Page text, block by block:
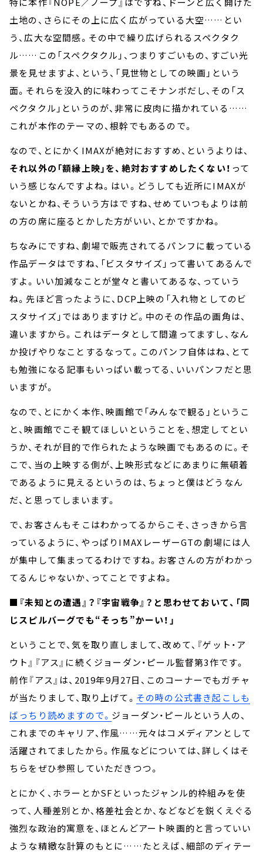
土地の、さらにその上に広く広がっている大空……とい
う、広大な空間感。その中で繰り広げられるスペクタク
ル……この「スペクタクル」、つまりすごいもの、すごい光
景を見せますよ、という、「見世物としての映画」という
面。それらを没入的に味わってこそナンボだし、その「ス
ペクタクル」というのが、非常に皮肉に描かれている……
これが本作のテーマの、根幹でもあるので。
なので、とにかくIMAXが絶対におすすめ、というよりは、
それ以外の「額縁上映」を、絶対おすすめしたくない！ って
いう感じなんですよね。はい。どうしても近所にIMAXが
ないとかね、そういう方はですね、せめていつもよりは前
の方の席に座るとかした方がいい、とかですかね。
ちなみにですね、劇場で販売されてるパンフに載っている
作品データはですね、「ビスタサイズ」って書いてあるんで
すよ。いい加減なことが堂々と書いてあるな、っていう
ね。先ほど言ったように、DCP上映の「入れ物としてのビ
スタサイズ」ではありますけど。中のその作品の画角は、
違いますから。これはデータとして間違ってますし、なん
か投げやりなことするなって。このパンフ自体はね、とて
も勉強になる記事もいっぱい載ってる、いいパンフだと思
いますが。
なので、とにかく本作、映画館で「みんなで観る」というこ
と、映画館でこそ観てほしいということを、想定してとい
うか、それが目的で作られたような映画でもあるのに。そ
こで、当の上映する側が、上映形式などにあまりに無頓着
であるように見えるというのは、ちょっと僕はどうなん
だ、と思ってしまいます。
で、お客さんもそこはわかってるからこそ、さっきから言
っているように、やっぱりIMAXレーザーGTの劇場には人
が集中して集まってるわけですね。お客さんの方がわかっ
てるんじゃないか、ってことですよね。
■『未知との遭遇』？『宇宙戦争』？と思わせておいて、「同
じスピルバーグでも“そっち”かーい！」
ということで、気を取り直しまして、改めて、『ゲット・ア
ウト』『アス』に続くジョーダン・ピール監督第3作です。
前作『アス』は、2019年9月27日、このコーナーでもガチャ
が当たりまして、取り上げて。 その時の公式書き起こしも
ばっちり読めますので。 ジョーダン・ピールという人の、
これまでのキャリア、作風……元々はコメディアンとして
活躍されてましたから。作風などについては、詳しくはそ
ちらをぜひ参照していただきつつ。
とにかく、ホラーとかSFといったジャンル的枠組みを使
って、人種差別とか、格差社会とか、などなどを鋭くえぐる
強烈な政治的寓意を、ほとんどアート映画的と言っていい
ような精緻な計算のもとに……たとえば、細部のディテー